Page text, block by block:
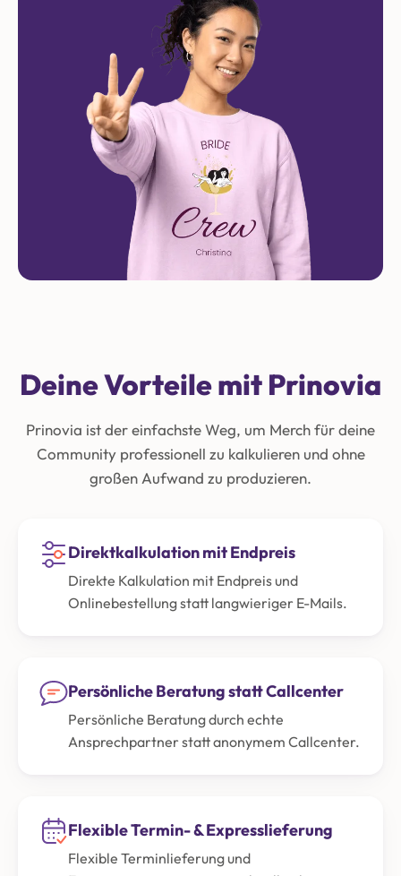
Deine Vorteile mit Prinovia
Prinovia ist der einfachste Weg, um Merch für deine
Community professionell zu kalkulieren und ohne
großen Aufwand zu produzieren.
Direktkalkulation mit Endpreis
Direkte Kalkulation mit Endpreis und
Onlinebestellung statt langwieriger E-Mails.
Persönliche Beratung statt Callcenter
Persönliche Beratung durch echte
Ansprechpartner statt anonymem Callcenter.
Flexible Termin- & Expresslieferung
Flexible Terminlieferung und